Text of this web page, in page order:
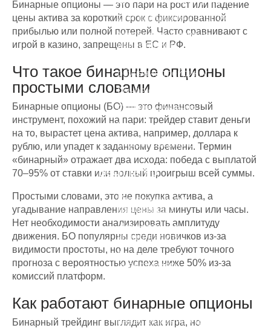
Для трейдеров с опытом
Углубленный курс по
инвестициям
обучение трейдингу
Очное обучение
Онлайн-обучение
Квалификация инвестора
Видеоматериалы
Бесплатно
Инвестиции для
начинающих
Инвестиции в
криптовалюты
Видеокурс по трейдингу и
инвестициям
Стратегии банков и
инвестиционных фондов
Бинарные опционы — это пари на рост или падение
цены актива за короткий срок с фиксированной
прибылью или полной потерей. Часто сравнивают с
игрой в казино, запрещены в ЕС и РФ.
Что такое бинарные опционы
простыми словами
Бинарные опционы (БО) — это финансовый
инструмент, похожий на пари: трейдер ставит деньги
на то, вырастет цена актива, например, доллара к
рублю, или упадет к заданному времени. Термин
«бинарный» отражает два исхода: победа с выплатой
70–95% от ставки или полный проигрыш всей суммы.
Простыми словами, это не покупка актива, а
угадывание направления цены за минуты или часы.
Нет необходимости анализировать амплитуду
движения. БО популярны среди новичков из-за
видимости простоты, но на деле требуют точного
прогноза с вероятностью успеха ниже 50% из-за
комиссий платформ.
Как работают бинарные опционы
Бинарный трейдинг выглядит как игра, но